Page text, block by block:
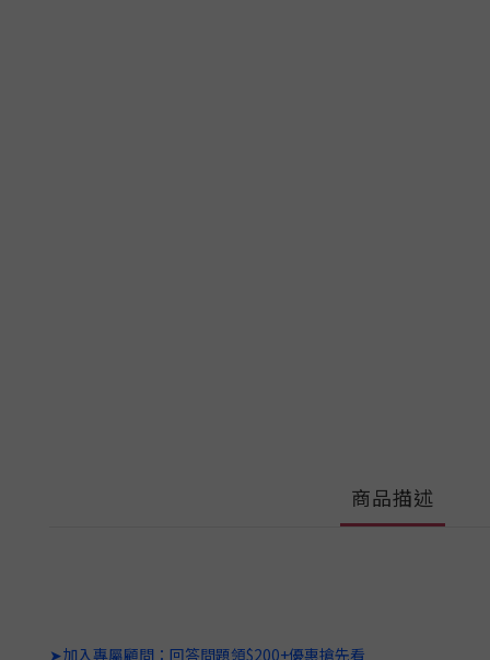
商品描述
➤加入專屬顧問：回答問題領$200+優惠搶先看